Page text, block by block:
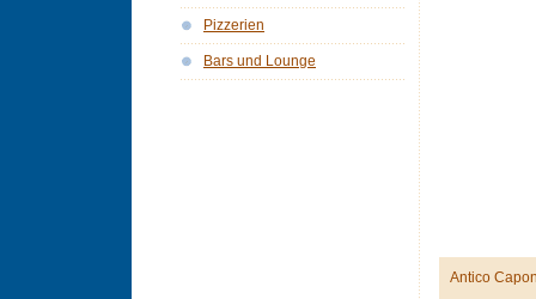
Antico
Pizzerien
Bars und Lounge